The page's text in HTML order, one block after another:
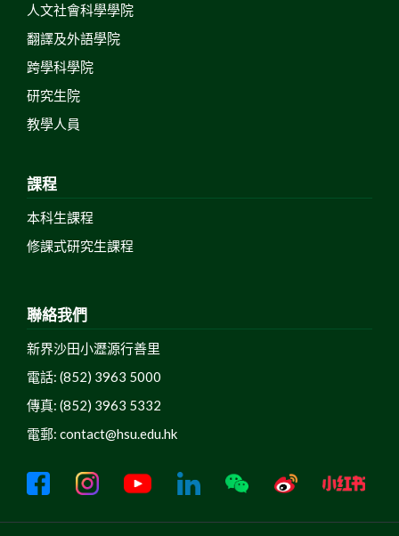
人文社會科學學院
翻譯及外語學院
跨學科學院
研究生院
教學人員
課程
本科生課程
修課式研究生課程
聯絡我們
新界沙田小瀝源行善里
電話: (852) 3963 5000
傳真: (852) 3963 5332
電郵: contact@hsu.edu.hk